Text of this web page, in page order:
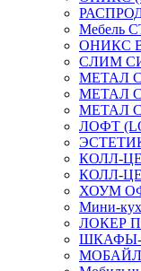
Мебель
ОНИКС
СЛИМ
МЕТАЛ
МЕТАЛ
МЕТАЛ
ЛОФТ
КОЛЛ-
КОЛЛ-
ХОУМ
Мини-
ЛОКЕР
ШКАФЫ-
МОБАЙЛ